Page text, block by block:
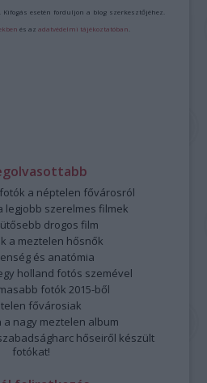
esetén forduljon a blog szerkesztőjéhez.
és azadatvédelmi tájékoztatóban
a néptelen fővárosról
legjobb szerelmes filmek
drogos film
a meztelen hősnők
és anatómia
holland fotós szemével
fotók 2015-ből
fővárosiak
a nagy meztelen album
hőseiről készült
fotókat!